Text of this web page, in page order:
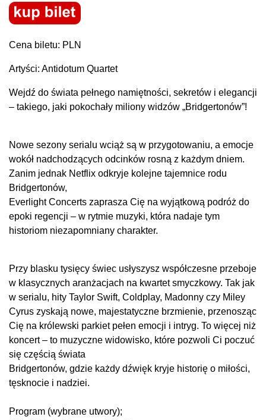
Cena biletu: PLN
Artyści: Antidotum Quartet
Wejdź do świata pełnego namiętności, sekretów i elegancji
– takiego, jaki pokochały miliony widzów „Bridgertonów”!
Nowe sezony serialu wciąż są w przygotowaniu, a emocje
wokół nadchodzących odcinków rosną z każdym dniem.
Zanim jednak Netflix odkryje kolejne tajemnice rodu
Bridgertonów,
Everlight Concerts zaprasza Cię na wyjątkową podróż do
epoki regencji – w rytmie muzyki, która nadaje tym
historiom niezapomniany charakter.
Przy blasku tysięcy świec usłyszysz współczesne przeboje
w klasycznych aranżacjach na kwartet smyczkowy. Tak jak
w serialu, hity Taylor Swift, Coldplay, Madonny czy Miley
Cyrus zyskają nowe, majestatyczne brzmienie, przenosząc
Cię na królewski parkiet pełen emocji i intryg. To więcej niż
koncert – to muzyczne widowisko, które pozwoli Ci poczuć
się częścią świata
Bridgertonów, gdzie każdy dźwięk kryje historię o miłości,
tęsknocie i nadziei.
Program (wybrane utwory);